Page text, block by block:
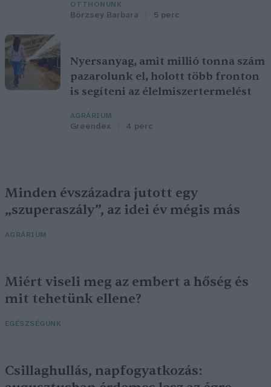
OTTHONUNK
Börzsey Barbara 5 perc
Nyersanyag, amit millió tonna szám
pazarolunk el, holott több fronton
is segíteni az élelmiszertermelést
AGRÁRIUM
Greendex 4 perc
Minden évszázadra jutott egy
„szuperaszály”, az idei év mégis más
AGRÁRIUM
Miért viseli meg az embert a hőség és
mit tehetünk ellene?
EGÉSZSÉGÜNK
Csillaghullás, napfogyatkozás: